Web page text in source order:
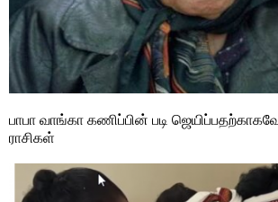
பாபா வாங்கா கணிப்பின் படி
ராசிகள்